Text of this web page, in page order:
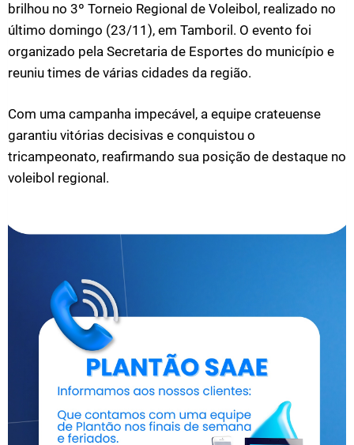
brilhou no 3º Torneio Regional de Voleibol, realizado no
último domingo (23/11), em Tamboril. O evento foi
organizado pela Secretaria de Esportes do município e
reuniu times de várias cidades da região.
Com uma campanha impecável, a equipe crateuense
garantiu vitórias decisivas e conquistou o
tricampeonato, reafirmando sua posição de destaque no
voleibol regional.